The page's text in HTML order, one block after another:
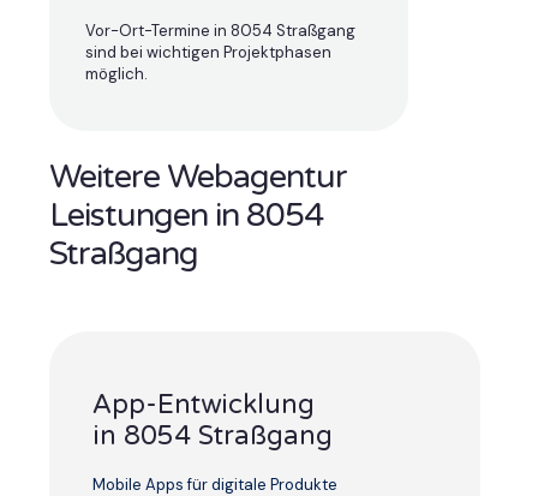
Vor-Ort-Termine in 8054 Straßgang
sind bei wichtigen Projektphasen
möglich.
Weitere Webagentur
Leistungen in 8054
Straßgang
App-Entwicklung
in 8054 Straßgang
Mobile Apps für digitale Produkte